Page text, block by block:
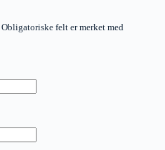
Obligatoriske felt er merket med